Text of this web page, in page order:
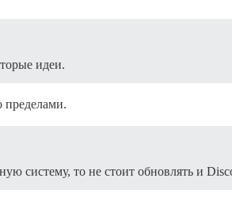
идеи.
пределами.
систему, то не стоит обновлять и